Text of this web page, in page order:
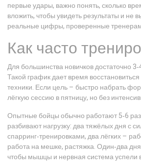
первые удары, важно понять, сколько
вложить, чтобы увидеть результаты и не
реальные цифры, проверенные
Как часто
Для большинства новичков достаточно
Такой график дает время
техники. Если цель – быстро набрать
лёгкую сессию в пятницу, но без
Опытные бойцы обычно работают 5‑6
разбивают нагрузку: два тяжёлых дня с
спарринг‑тренировками, два лёгких –
работа на мешке, растяжка. Один‑два
чтобы мышцы и нервная система успели